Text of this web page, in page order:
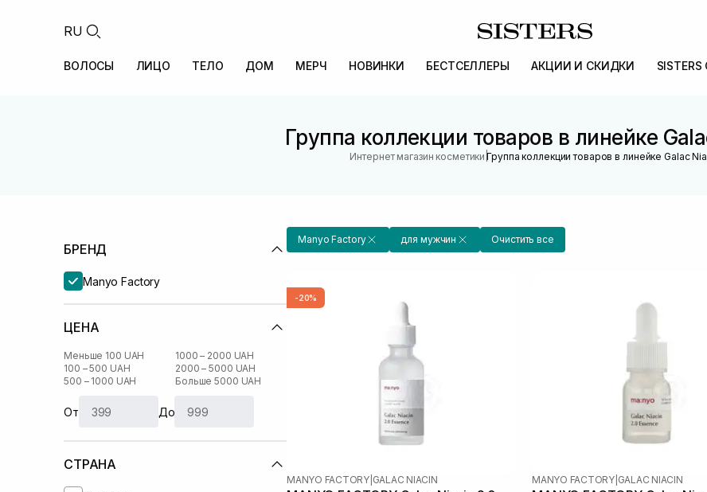
RU
ВОЛОСЫ ЛИЦО ТЕЛО ДОМ МЕРЧ НОВИНКИ БЕСТСЕЛЛЕРЫ АКЦИИ И СКИДКИ SISTERS
Группа коллекции товаров в линейке
Интернет магазин косметики |Группа коллекции товаров в линейке Galac
БРЕНД
Manyo Factory
ЦЕНА
Меньше 100 UAH
100 – 500 UAH
500 – 1000 UAH
1000 – 2000 UAH
2000 – 5000 UAH
Больше 5000 UAH
От До
СТРАНА
Manyo Factory для мужчин Очистить все
-20%
MANYO FACTORY| GALAC NIACIN MANYO FACTORY| GALAC NIACIN